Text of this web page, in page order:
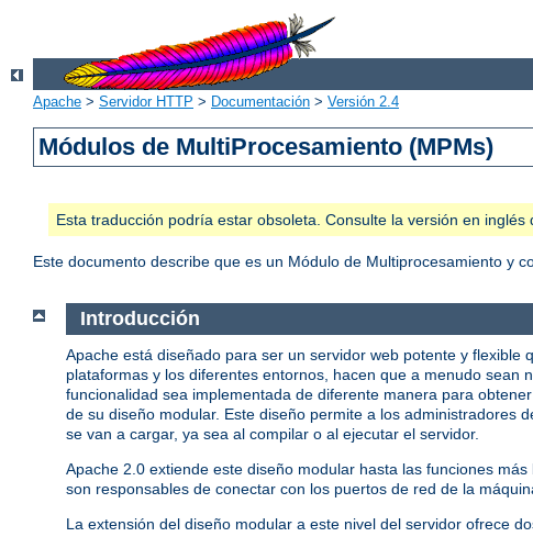
Apache > Servidor HTTP > Documentación > Versión 2.4
Módulos de MultiProcesamiento (MPMs)
Esta traducción podría estar obsoleta. Consulte la versión en
Este documento describe que es un Módulo de Multiprocesamiento y
Introducción
Apache está diseñado para ser un servidor web potente y
plataformas y los diferentes entornos, hacen que a menudo
funcionalidad sea implementada de diferente manera para
de su diseño modular. Este diseño permite a los administradores
se van a cargar, ya sea al compilar o al ejecutar el servidor.
Apache 2.0 extiende este diseño modular hasta las funciones
son responsables de conectar con los puertos de red de la
La extensión del diseño modular a este nivel del servidor ofrece